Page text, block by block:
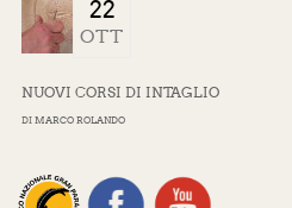
22
OTT
NUOVI CORSI DI INTAGLIO
DI MARCO ROLANDO